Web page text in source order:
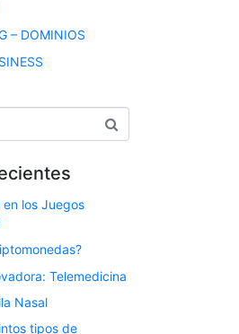
– DOMINIOS
en los Juegos
Telemedicina
Nasal
tipos de